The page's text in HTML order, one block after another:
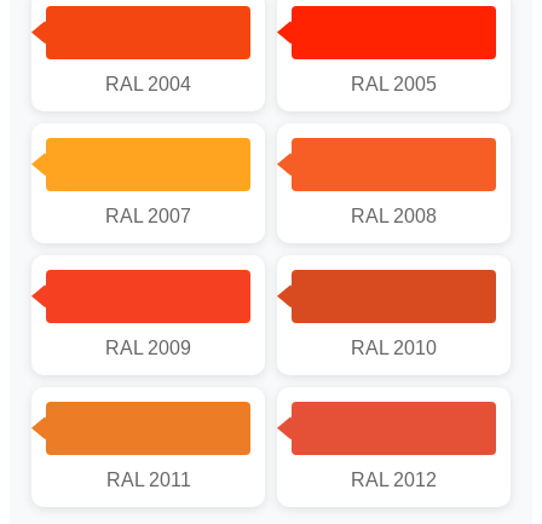
RAL 2004 RAL 2005
RAL 2007 RAL 2008
RAL 2009 RAL 2010
RAL 2011 RAL 2012